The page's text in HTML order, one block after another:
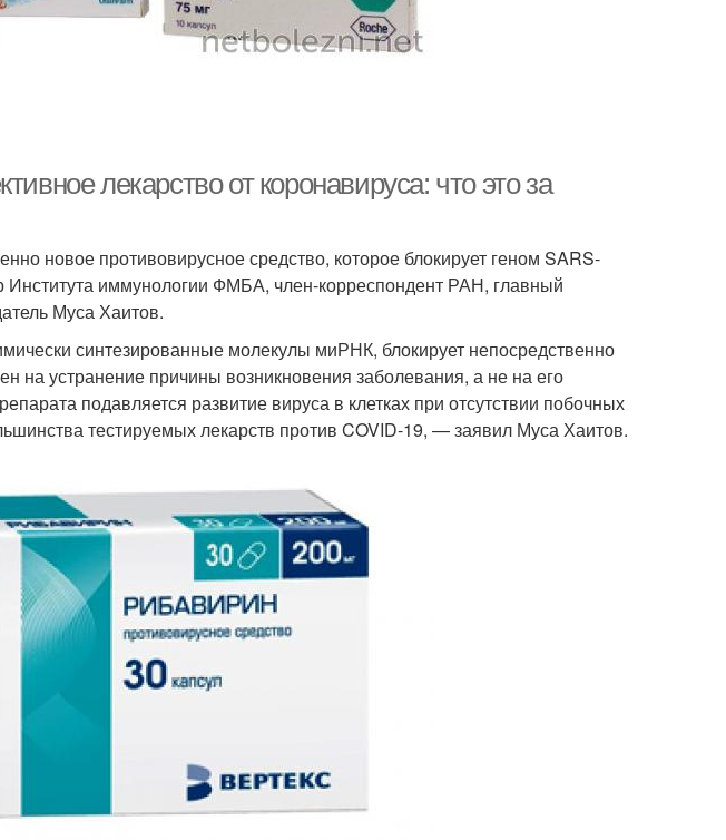
лекарство от коронавируса: что это за
новое противовирусное средство, которое блокирует геном SARS-
Института иммунологии ФМБА, член-корреспондент РАН, главный
Муса Хаитов.
синтезированные молекулы миРНК, блокирует непосредственно
на устранение причины возникновения заболевания, а не на его
подавляется развитие вируса в клетках при отсутствии побочных
тестируемых лекарств против COVID-19, — заявил Муса Хаитов.